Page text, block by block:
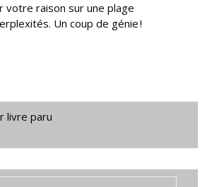
votre raison sur une plage
Un coup de génie !
livre paru